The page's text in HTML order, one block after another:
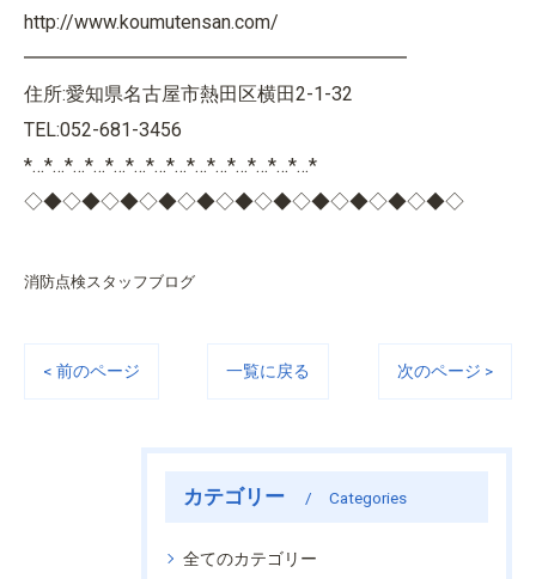
http://www.koumutensan.com/
━━━━━━━━━━━━━━━━━━━━
住所:愛知県名古屋市熱田区横田2-1-32
TEL:052-681-3456
*…*…*…*…*…*…*…*…*…*…*…*…*…*…*
◇◆◇◆◇◆◇◆◇◆◇◆◇◆◇◆◇◆◇◆◇◆◇
消防点検スタッフブログ
< 前のページ 一覧に戻る 次のページ >
カテゴリー Categories
全てのカテゴリー